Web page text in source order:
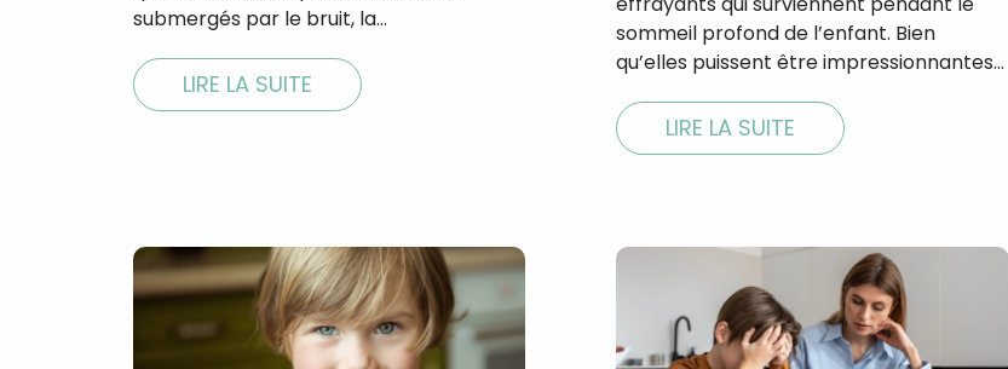
submergés par le bruit, la…
LIRE LA SUITE
sommeil profond de l’enfant. Bien
qu’elles puissent être impressionnantes…
LIRE LA SUITE